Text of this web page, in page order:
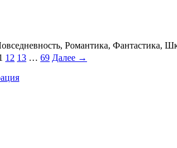
Романтика, Фантастика,
12 13 … 69 Далее →